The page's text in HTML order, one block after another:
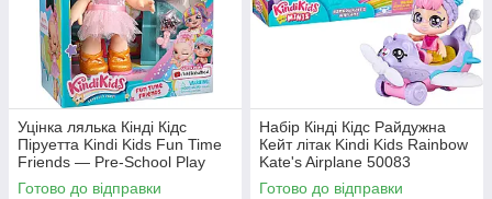
Уцінка лялька Кінді Кідс
Піруетта Kindi Kids Fun Time
Friends — Pre-School Play
Doll Pirouetta 50060
Готово до відправки
Набір Кінді Кідс Райдужна
Кейт літак Kindi Kids Rainbow
Kate's Airplane 50083
Готово до відправки